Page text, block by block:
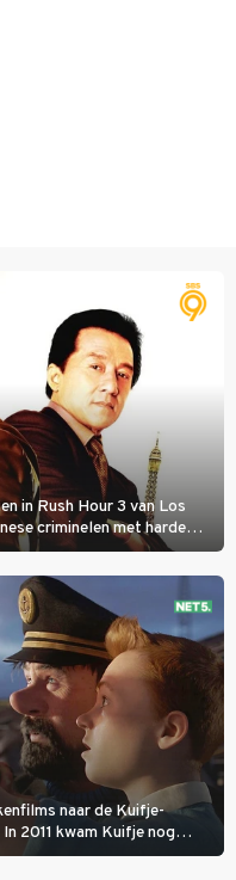
in Rush Hour 3 van Los
criminelen met harde
naar de Kuifje-
2011 kwam Kuifje nog
van Steven Spielberg.